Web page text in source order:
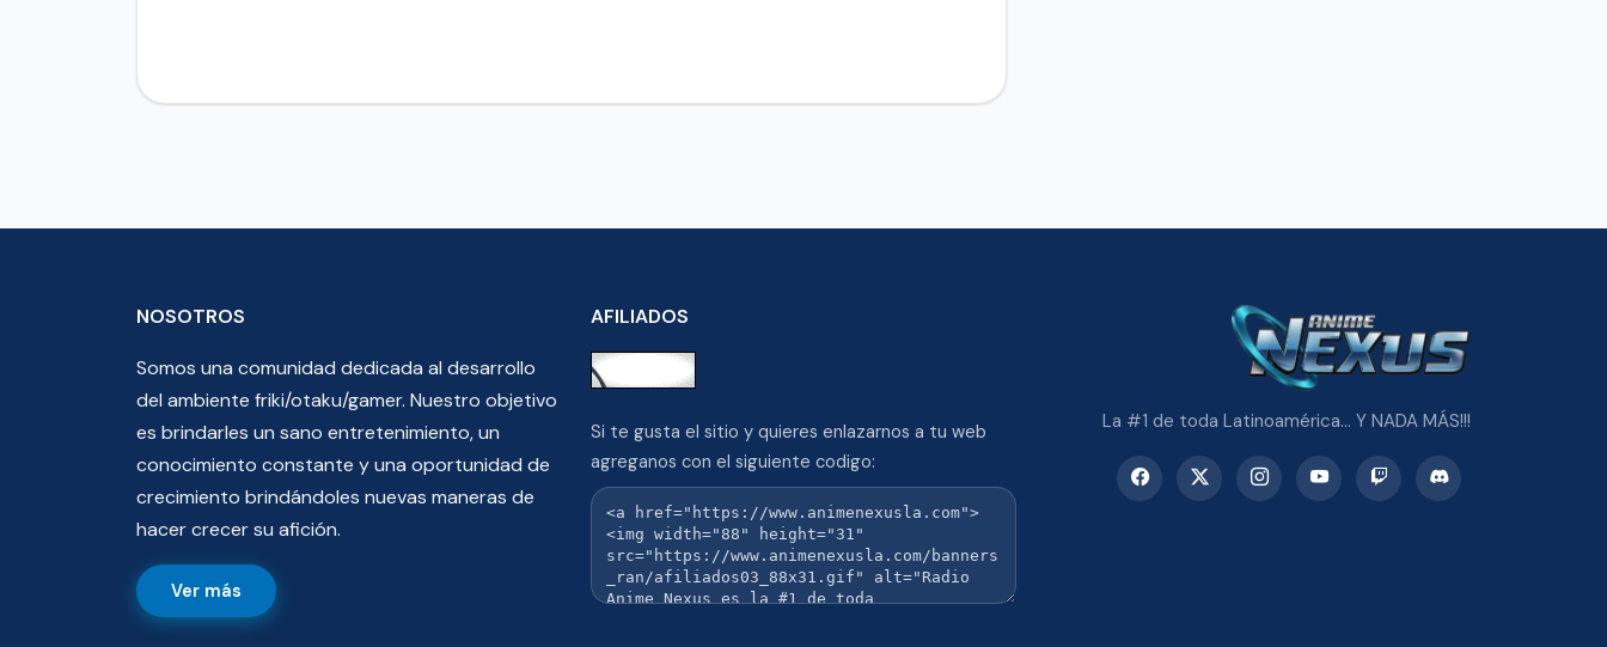
NOSOTROS
Somos una comunidad dedicada al desarrollo
del ambiente friki/otaku/gamer. Nuestro objetivo
es brindarles un sano entretenimiento, un
conocimiento constante y una oportunidad de
crecimiento brindándoles nuevas maneras de
hacer crecer su afición.
Ver más
AFILIADOS
Si te gusta el sitio y quieres enlazarnos a tu web
agreganos con el siguiente codigo:
La #1 de toda Latinoamérica... Y NADA MÁS!!!